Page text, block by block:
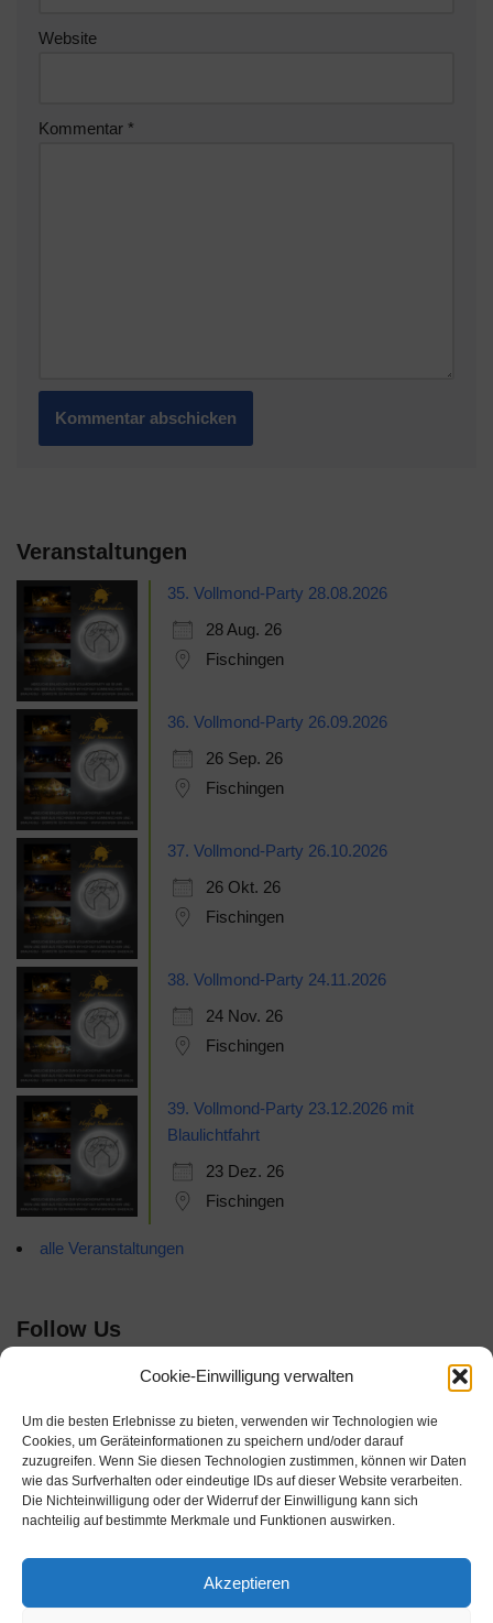
Cookie-Einwilligung verwalten
Um die besten Erlebnisse zu bieten, verwenden wir Technologien wie
Cookies, um Geräteinformationen zu speichern und/oder darauf
zuzugreifen. Wenn Sie diesen Technologien zustimmen, können wir Daten
wie das Surfverhalten oder eindeutige IDs auf dieser Website verarbeiten.
Die Nichteinwilligung oder der Widerruf der Einwilligung kann sich
nachteilig auf bestimmte Merkmale und Funktionen auswirken.
Akzeptieren
Website
Kommentar *
Veranstaltungen
35. Vollmond-Party 28.08.2026
28 Aug. 26
Fischingen
36. Vollmond-Party 26.09.2026
26 Sep. 26
Fischingen
37. Vollmond-Party 26.10.2026
26 Okt. 26
Fischingen
38. Vollmond-Party 24.11.2026
24 Nov. 26
Fischingen
39. Vollmond-Party 23.12.2026 mit
Blaulichtfahrt
23 Dez. 26
Fischingen
alle Veranstaltungen
Follow Us